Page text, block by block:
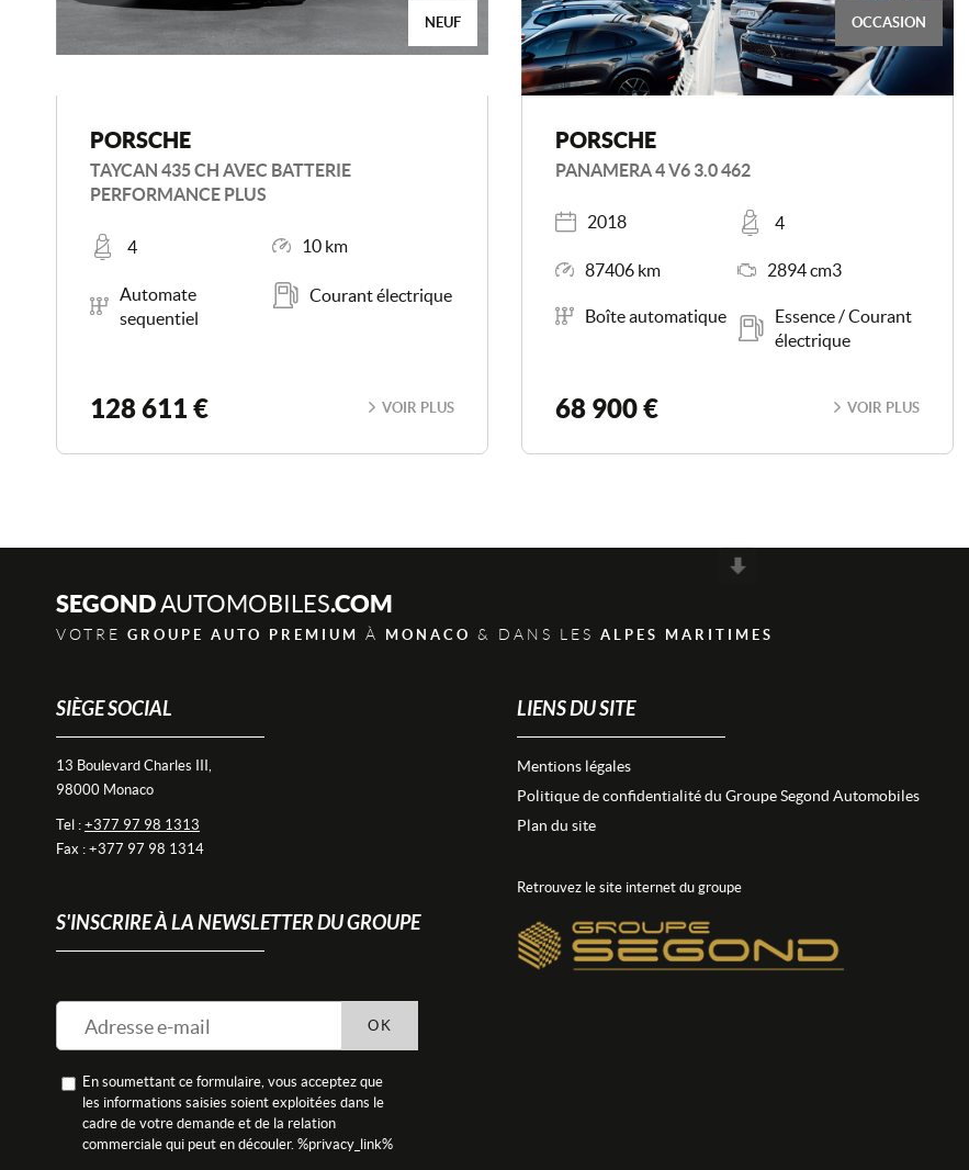
NEUF
PORSCHE
TAYCAN 435 CH AVEC BATTERIE
PERFORMANCE PLUS
Places
4
Kilométrage
10 km
Automate
sequentiel
Carburant
Courant électrique
128 611 € VOIR PLUS
OCCASION
PORSCHE
PANAMERA 4 V6 3.0 462
Année
2018
Places
4
Kilométrage
87406 km 2894 cm3
Boîte de vitesse
Boîte automatique
Essence / Courant
électrique
68 900 € VOIR PLUS
SEGOND AUTOMOBILES.COM
VOTRE GROUPE AUTO PREMIUM À MONACO & DANS LES ALPES MARITIMES
SIÈGE SOCIAL
13 Boulevard Charles III,
98000 Monaco
Tel : +377 97 98 1313
Fax : +377 97 98 1314
S'INSCRIRE À LA NEWSLETTER DU GROUPE
En soumettant ce formulaire, vous acceptez que
les informations saisies soient exploitées dans le
cadre de votre demande et de la relation
commerciale qui peut en découler. %privacy_link%
OK
LIENS DU SITE
Mentions légales
Politique de confidentialité du Groupe Segond Automobiles
Plan du site
Retrouvez le site internet du groupe